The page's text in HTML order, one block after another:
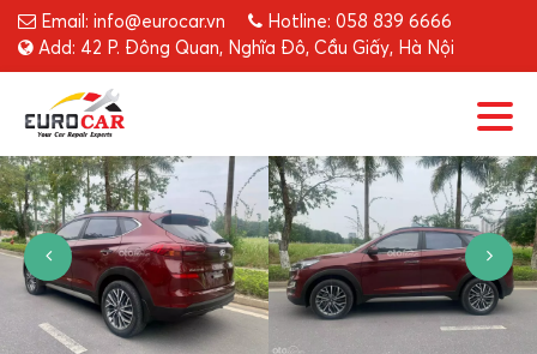
Email: info@eurocar.vn
Hotline: 058 839 6666
Add: 42 P. Đông Quan, Nghĩa Đô, Cầu Giấy, Hà Nội